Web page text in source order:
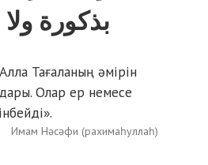
بذكورة ولا
Тағаланың әмірін
Олар ер немесе
Имам Нәсәфи (рахимаһуллаһ)